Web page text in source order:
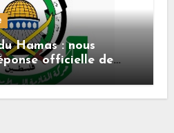
Hamas : nous
officielle de
la feuille de
phase de l’accord